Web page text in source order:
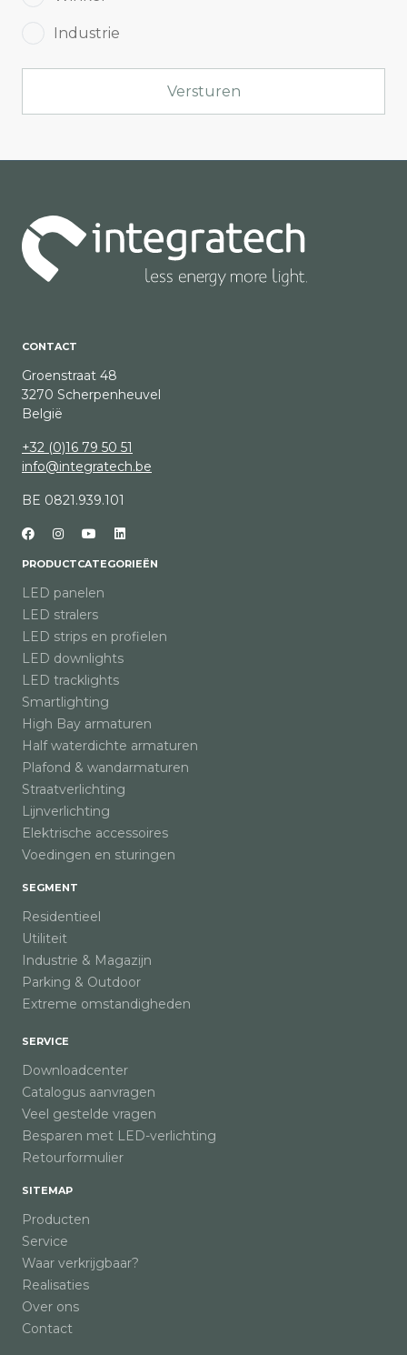
Industrie
Versturen
CONTACT
Groenstraat 48
3270 Scherpenheuvel
België
+32 (0)16 79 50 51
info@integratech.be
BE 0821.939.101
PRODUCTCATEGORIEËN
LED panelen
LED stralers
LED strips en profielen
LED downlights
LED tracklights
Smartlighting
High Bay armaturen
Half waterdichte armaturen
Plafond & wandarmaturen
Straatverlichting
Lijnverlichting
Elektrische accessoires
Voedingen en sturingen
SEGMENT
Residentieel
Utiliteit
Industrie & Magazijn
Parking & Outdoor
Extreme omstandigheden
SERVICE
Downloadcenter
Catalogus aanvragen
Veel gestelde vragen
Besparen met LED-verlichting
Retourformulier
SITEMAP
Producten
Service
Waar verkrijgbaar?
Realisaties
Over ons
Contact